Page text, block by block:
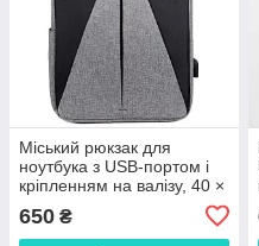
Міський рюкзак для
ноутбука з USB-портом і
кріпленням на валізу, 40 ×
650 ₴